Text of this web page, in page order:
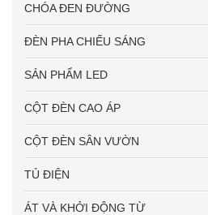
CHÓA ĐEN ĐƯỜNG
ĐÈN PHA CHIẾU SÁNG
SẢN PHẨM LED
CỘT ĐÈN CAO ÁP
CỘT ĐÈN SÂN VƯỜN
TỦ ĐIỆN
ÁT VÀ KHỞI ĐỘNG TỪ